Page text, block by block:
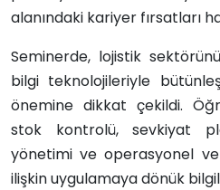
alanındaki kariyer fırsatları
Seminerde, lojistik
bilgi teknolojileriyle
önemine dikkat çekildi.
stok kontrolü, sevkiyat
yönetimi ve operasyonel
ilişkin uygulamaya dönük